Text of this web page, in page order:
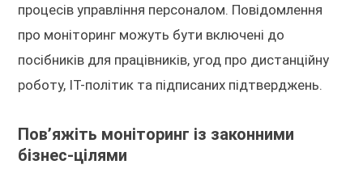
процесів управління персоналом. Повідомлення
про моніторинг можуть бути включені до
посібників для працівників, угод про дистанційну
роботу, ІТ-політик та підписаних підтверджень.
Пов’яжіть моніторинг із законними
бізнес-цілями